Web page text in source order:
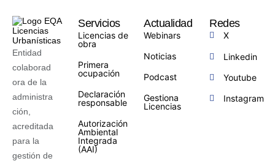
Entidad
colaborad
ora de la
administra
ción,
acreditada
para la
gestión de
Servicios
Licencias de
obra
Primera
ocupación
Declaración
responsable
Autorización
Ambiental
Integrada
(AAI)
Actualidad
Webinars
Noticias
Podcast
Gestiona
Licencias
Redes
X
Linkedin
Youtube
Instagram